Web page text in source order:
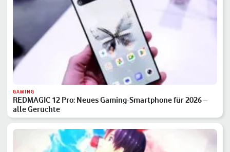
GAMING
REDMAGIC 12 Pro: Neues Gaming-Smartphone für 2026 –
alle Gerüchte